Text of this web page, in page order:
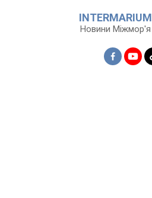
INTERMARIUM
Новини Міжмор'я